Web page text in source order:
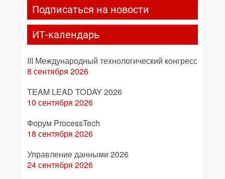
Подписаться на новости
ИТ-календарь
III Международный технологический конгресс
8 сентября 2026
TEAM LEAD TODAY 2026
10 сентября 2026
Форум ProcessTech
18 сентября 2026
Управление данными 2026
24 сентября 2026